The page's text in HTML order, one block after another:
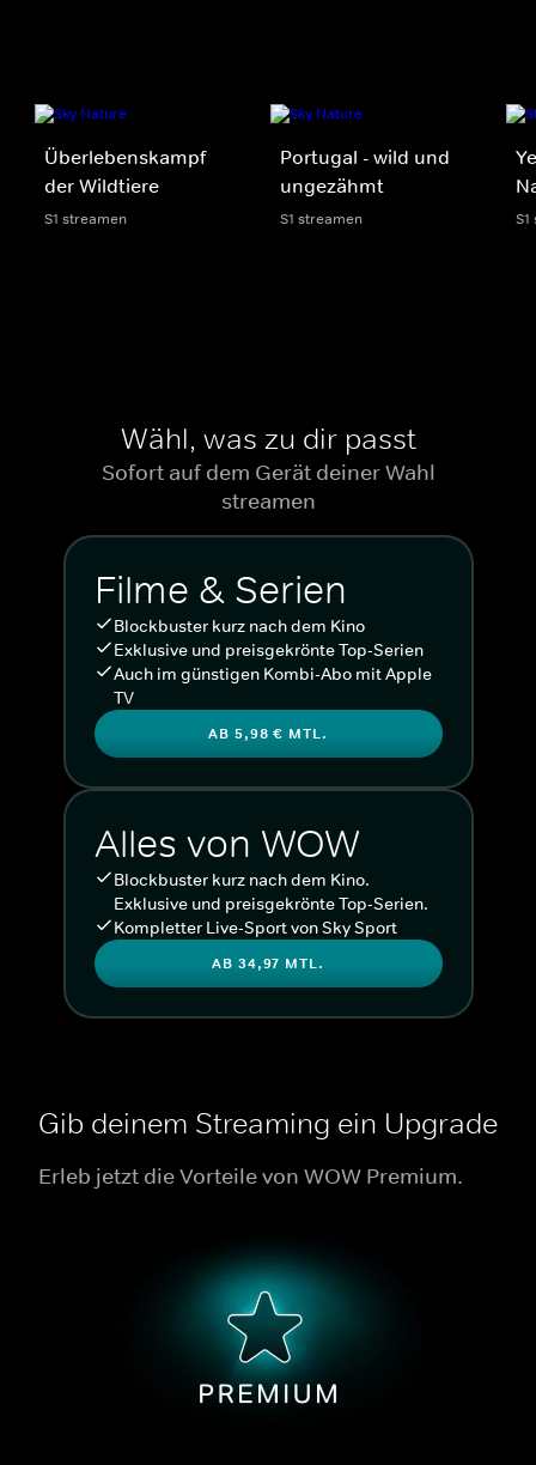
Überlebenskampf
der Wildtiere
S1 streamen
Portugal - wild und
ungezähmt
S1 streamen
Wähl, was zu dir passt
Sofort auf dem Gerät deiner Wahl
streamen
Filme & Serien
Blockbuster kurz nach dem Kino
Exklusive und preisgekrönte Top-Serien
Auch im günstigen Kombi-Abo mit Apple
TV
AB 5,98 € MTL.
Alles von WOW
Blockbuster kurz nach dem Kino.
Exklusive und preisgekrönte Top-Serien.
Kompletter Live-Sport von Sky Sport
AB 34,97 MTL.
Gib deinem Streaming ein Upgrade
Erleb jetzt die Vorteile von WOW Premium.